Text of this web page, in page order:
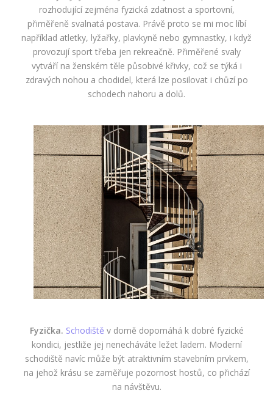
rozhodující zejména fyzická zdatnost a sportovní,
přiměřeně svalnatá postava. Právě proto se mi moc líbí
například atletky, lyžařky, plavkyně nebo gymnastky, i když
provozují sport třeba jen rekreačně. Přiměřené svaly
vytváří na ženském těle působivé křivky, což se týká i
zdravých nohou a chodidel, která lze posilovat i chůzí po
schodech nahoru a dolů.
Fyzička. Schodiště v domě dopomáhá k dobré fyzické
kondici, jestliže jej nenecháváte ležet ladem. Moderní
schodiště navíc může být atraktivním stavebním prvkem,
na jehož krásu se zaměřuje pozornost hostů, co přichází
na návštěvu.